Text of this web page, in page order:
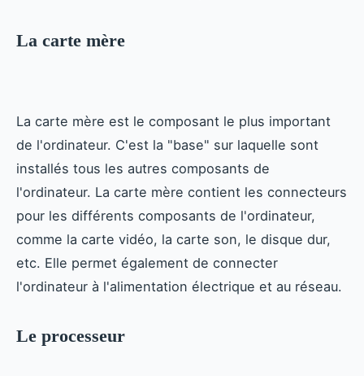
La carte mère
La carte mère est le composant le plus important
de l'ordinateur. C'est la "base" sur laquelle sont
installés tous les autres composants de
l'ordinateur. La carte mère contient les connecteurs
pour les différents composants de l'ordinateur,
comme la carte vidéo, la carte son, le disque dur,
etc. Elle permet également de connecter
l'ordinateur à l'alimentation électrique et au réseau.
Le processeur